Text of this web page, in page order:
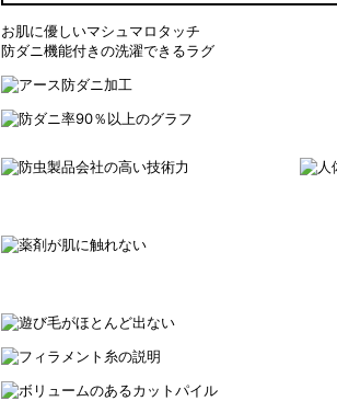
お肌に優しいマシュマロタッチ
防ダニ機能付きの洗濯できるラグ